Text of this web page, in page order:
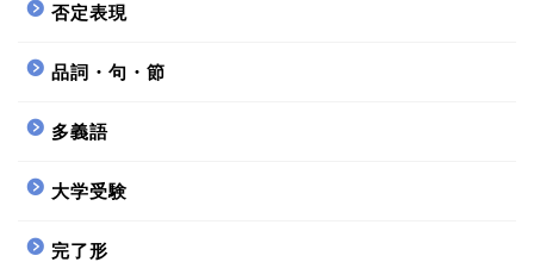
否定表現
品詞・句・節
多義語
大学受験
完了形